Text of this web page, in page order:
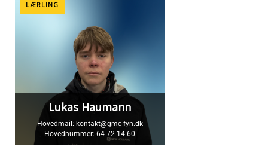
LÆRLING
Hovedmail: kontakt@gmc-fyn.dk
Hovednummer: 64 72 14 60
Lukas Haumann